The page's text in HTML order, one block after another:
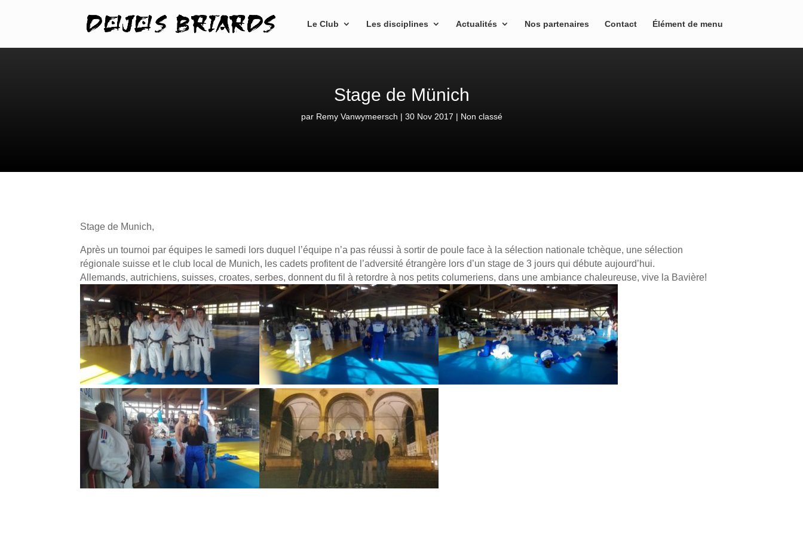
Le Club Les disciplines Actualités Nos partenaires Contact Élément de menu
Stage de Münich
par Remy Vanwymeersch 30 Nov 2017 Non classé
Stage de Munich,
Après un tournoi par équipes le samedi lors duquel l’équipe n’a pas réussi à sortir de poule face à la sélection nationale tchèque, une sélection
régionale suisse et le club local de Munich, les cadets profitent de l’adversité étrangère lors d’un stage de 3 jours qui débute aujourd’hui.
Allemands, autrichiens, suisses, croates, serbes, donnent du fil à retordre à nos petits columeriens, dans une ambiance chaleureuse, vive la Bavière!